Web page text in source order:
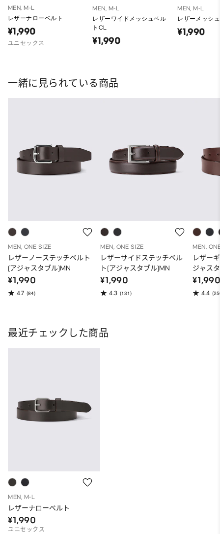
MEN, M-L
レザーナローベルト
¥1,990
ユニセックス
MEN, M-L
レザーワイドメッシュベル
トCL
¥1,990
MEN, M-L
レザーメッシ
¥1,990
一緒に見られている商品
MEN, ONE SIZE
レザーノーステッチベルト
(アジャスタブル)MN
¥1,990
4.7 (84)
MEN, ONE SIZE
レザーサイドステッチベル
ト(アジャスタブル)MN
¥1,990
4.3 (131)
MEN,
レザー
ジャス
4.4
最近チェックした商品
MEN, M-L
レザーナローベルト
¥1,990
ユニセックス